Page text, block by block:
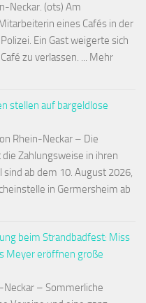
Neckar. (ots) Am
eines Cafés in der
Ein Gast weigerte sich
zu verlassen. ... Mehr
stellen auf bargeldlose
Rhein-Neckar – Die
Zahlungsweise in ihren
ab dem 10. August 2026,
in Germersheim ab
beim Strandbadfest: Miss
Meyer eröffnen große
– Sommerliche